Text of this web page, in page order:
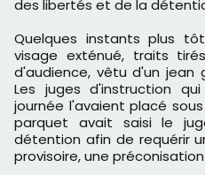
des libertés et de la
Quelques instants plus
visage exténué, traits
d'audience, vêtu d'un jean
Les juges d'instruction
journée l'avaient placé
parquet avait saisi le
détention afin de requérir
provisoire, une